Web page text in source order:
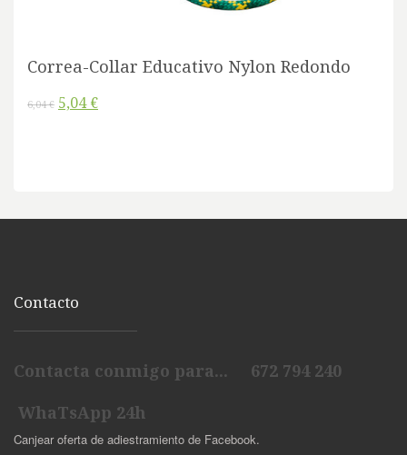
Correa-Collar Educativo Nylon Redondo
6,04 € 5,04 €
Contacto
Contacta conmigo para... 672 794 240
WhaTsApp 24h
Canjear oferta de adiestramiento de Facebook.